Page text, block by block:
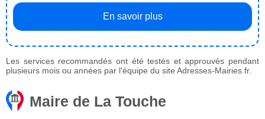
En savoir plus
Les services recommandés ont été testés et approuvés pendant
plusieurs mois ou années par l'équipe du site Adresses-Mairies.fr.
Maire de La Touche